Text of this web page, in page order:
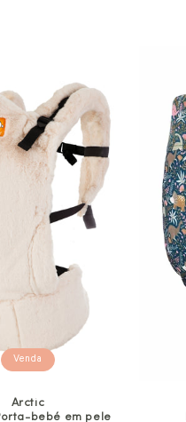
Venda
Arctic
bebé em pele